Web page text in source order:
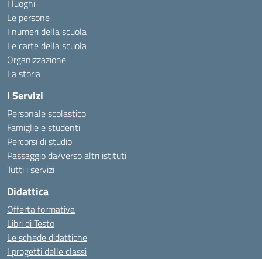
I luoghi
Le persone
I numeri della scuola
Le carte della scuola
Organizzazione
La storia
I Servizi
Personale scolastico
Famiglie e studenti
Percorsi di studio
Passaggio da/verso altri istituti
Tutti i servizi
Didattica
Offerta formativa
Libri di Testo
Le schede didattiche
I progetti delle classi